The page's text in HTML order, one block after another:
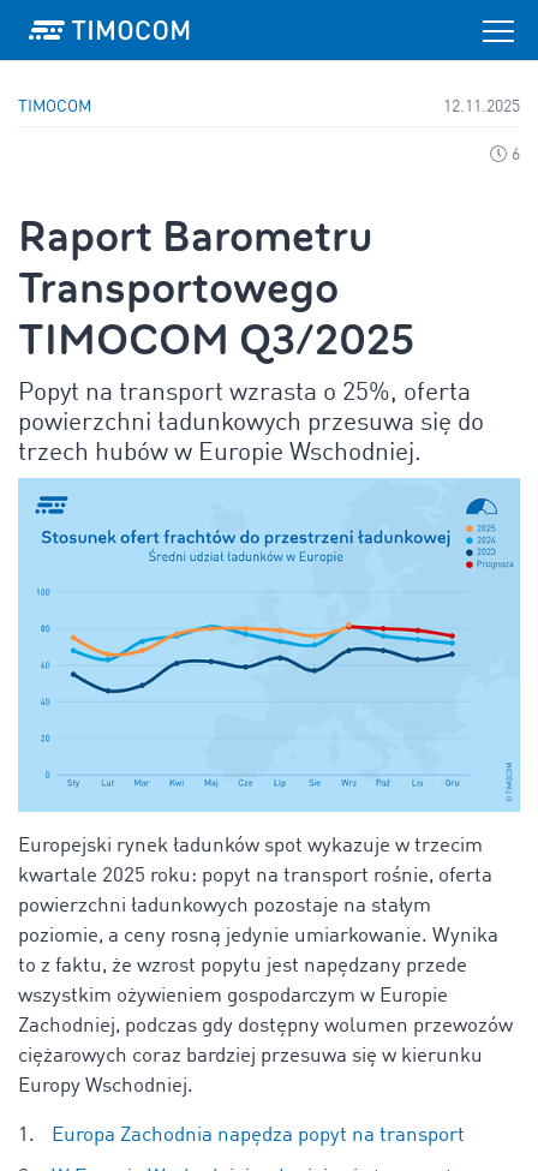
TIMOCOM 12.11.2025
6
Raport Barometru
Transportowego
TIMOCOM Q3/2025
Popyt na transport wzrasta o 25%, oferta
powierzchni ładunkowych przesuwa się do
trzech hubów w Europie Wschodniej.
Europejski rynek ładunków spot wykazuje w trzecim
kwartale 2025 roku: popyt na transport rośnie, oferta
powierzchni ładunkowych pozostaje na stałym
poziomie, a ceny rosną jedynie umiarkowanie. Wynika
to z faktu, że wzrost popytu jest napędzany przede
wszystkim ożywieniem gospodarczym w Europie
Zachodniej, podczas gdy dostępny wolumen przewozów
ciężarowych coraz bardziej przesuwa się w kierunku
Europy Wschodniej.
Europa Zachodnia napędza popyt na transport